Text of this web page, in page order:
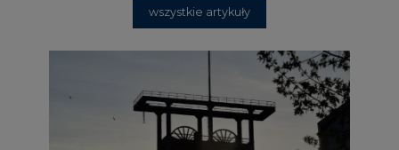
2026-08-01 14:30